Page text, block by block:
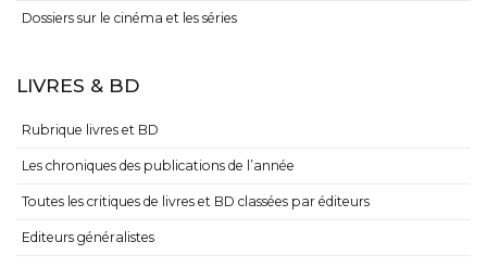
Dossiers sur le cinéma et les séries
LIVRES & BD
Rubrique livres et BD
Les chroniques des publications de l’année
Toutes les critiques de livres et BD classées par éditeurs
Editeurs généralistes